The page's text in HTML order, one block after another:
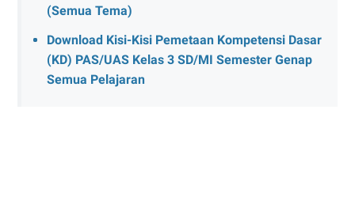
(Semua Tema)
Download Kisi-Kisi Pemetaan Kompetensi Dasar
(KD) PAS/UAS Kelas 3 SD/MI Semester Genap
Semua Pelajaran